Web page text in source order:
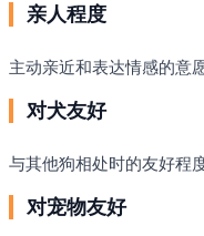
亲人程度
主动亲近和表达情感的意
对犬友好
与其他狗相处时的友好程度
对宠物友好